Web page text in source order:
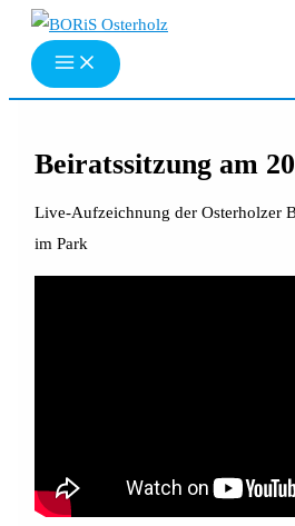
Zum
Inhalt
springen
Beiratssitzung am
Live-Aufzeichnung der Osterholzer
im Park